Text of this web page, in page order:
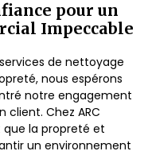
pour un
Impeccable
de nettoyage
nous espérons
notre engagement
Chez ARC
la propreté et
un environnement